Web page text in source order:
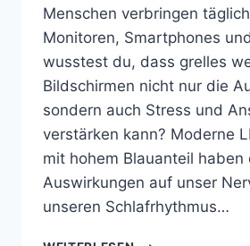
Menschen verbringen
Monitoren, Smartphones
wusstest du, dass grelles
Bildschirmen nicht nur die
sondern auch Stress und
verstärken kann? Moderne
mit hohem Blauanteil haben
Auswirkungen auf unser
unseren Schlafrhythmus…
MONITORLICHT